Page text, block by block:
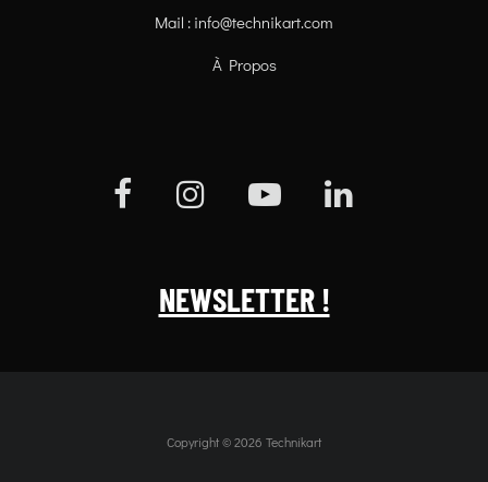
Mail : info@technikart.com
À Propos
NEWSLETTER !
Copyright © 2026 Technikart